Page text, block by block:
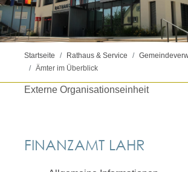
Startseite Rathaus & Service
Ämter im Überblick
Externe Organisationseinheit
FINANZAMT LAHR